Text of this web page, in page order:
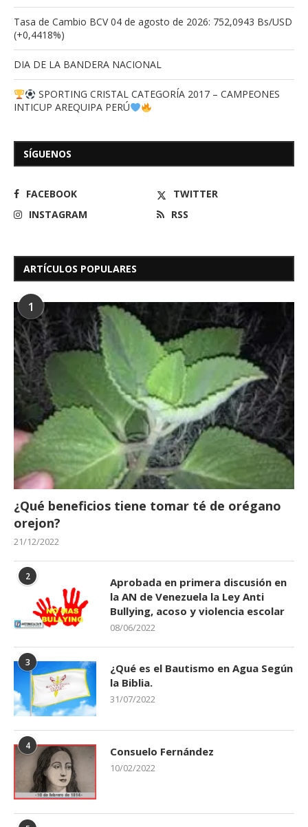
Tasa de Cambio BCV 04 de agosto de 2026: 752,0943 Bs/USD
(+0,4418%)
DIA DE LA BANDERA NACIONAL
SPORTING CRISTAL CATEGORÍA 2017 – CAMPEONES
INTICUP AREQUIPA PERÚ
SÍGUENOS
FACEBOOK
TWITTER
INSTAGRAM
RSS
ARTÍCULOS POPULARES
1
¿Qué beneficios tiene tomar té de orégano
orejon?
21/12/2022
2
Aprobada en primera discusión en
la AN de Venezuela la Ley Anti
Bullying, acoso y violencia escolar
08/06/2022
3
¿Qué es el Bautismo en Agua Según
la Biblia.
31/07/2022
4 Consuelo Fernández
10/02/2022